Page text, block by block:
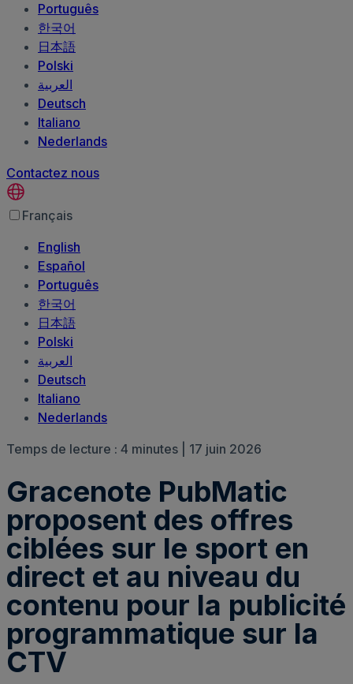
Português
한국어
日本語
Polski
العربية‏
Deutsch
Italiano
Nederlands
Contactez nous
Français
English
Español
Português
한국어
日本語
Polski
العربية‏
Deutsch
Italiano
Nederlands
Temps de lecture : 4 minutes | 17 juin 2026
Gracenote PubMatic
proposent des offres
ciblées sur le sport en
direct et au niveau du
contenu pour la publicité
programmatique sur la
CTV